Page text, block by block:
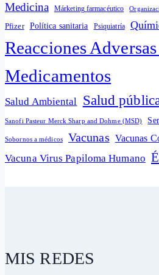
Medicina Márketing farmacéutico
Pfizer Política sanitaria Psiquiatría
Reacciones
Medicamentos
Salud Ambiental Salud
Sanofi Pasteur Merck Sharp and Dohme (MSD)
Sobornos a médicos Vacunas Vacunas
Vacuna Virus Papiloma Humano
MIS REDES